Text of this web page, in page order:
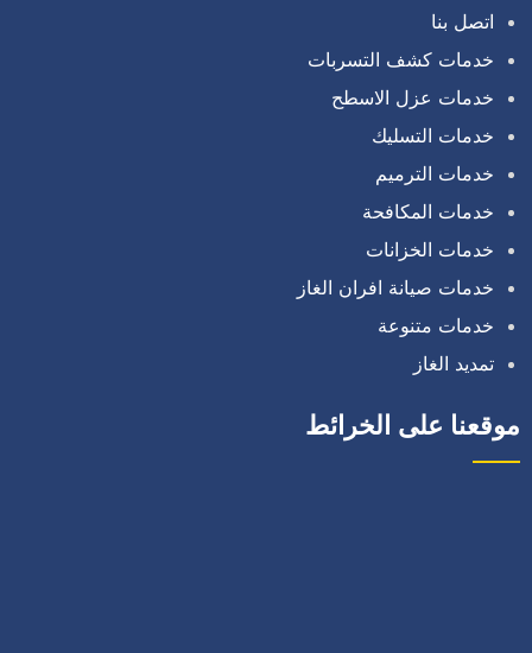
اتصل بنا
خدمات كشف التسربات
خدمات عزل الاسطح
خدمات التسليك
خدمات الترميم
خدمات المكافحة
خدمات الخزانات
خدمات صيانة افران الغاز
خدمات متنوعة
تمديد الغاز
موقعنا على الخرائط